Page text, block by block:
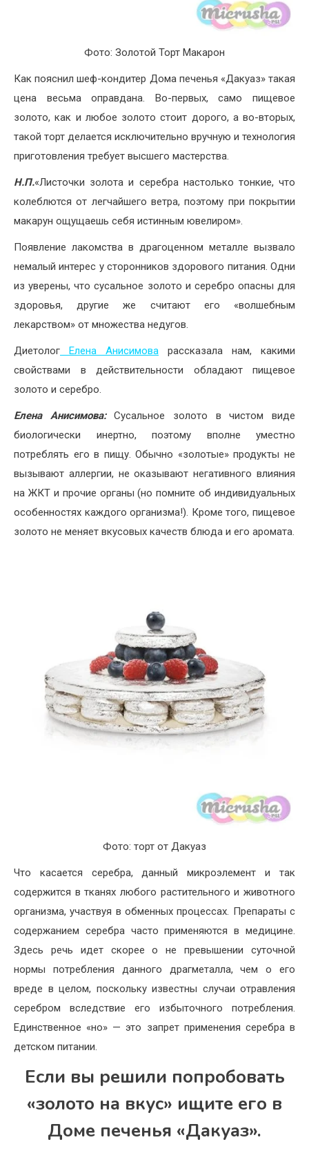
Фото: Золотой Торт Макарон
Как пояснил шеф-кондитер Дома печенья «Дакуаз» такая
цена весьма оправдана. Во-первых, само пищевое
золото, как и любое золото стоит дорого, а во-вторых,
такой торт делается исключительно вручную и технология
приготовления требует высшего мастерства.
Н.П.«Листочки золота и серебра настолько тонкие, что
колеблются от легчайшего ветра, поэтому при покрытии
макарун ощущаешь себя истинным ювелиром».
Появление лакомства в драгоценном металле вызвало
немалый интерес у сторонников здорового питания. Одни
из уверены, что сусальное золото и серебро опасны для
здоровья, другие же считают его «волшебным
лекарством» от множества недугов.
Диетолог Елена Анисимова рассказала нам, какими
свойствами в действительности обладают пищевое
золото и серебро.
Елена Анисимова:Сусальное золото в чистом виде
биологически инертно, поэтому вполне уместно
потреблять его в пищу. Обычно «золотые» продукты не
вызывают аллергии, не оказывают негативного влияния
на ЖКТ и прочие органы (но помните об индивидуальных
особенностях каждого организма!). Кроме того, пищевое
золото не меняет вкусовых качеств блюда и его аромата.
Фото: торт от Дакуаз
Что касается серебра, данный микроэлемент и так
содержится в тканях любого растительного и животного
организма, участвуя в обменных процессах. Препараты с
содержанием серебра часто применяются в медицине.
Здесь речь идет скорее о не превышении суточной
нормы потребления данного драгметалла, чем о его
вреде в целом, поскольку известны случаи отравления
серебром вследствие его избыточного потребления.
Единственное «но» — это запрет применения серебра в
детском питании.
Если вы решили попробовать
«золото на вкус» ищите его в
Доме печенья «Дакуаз».